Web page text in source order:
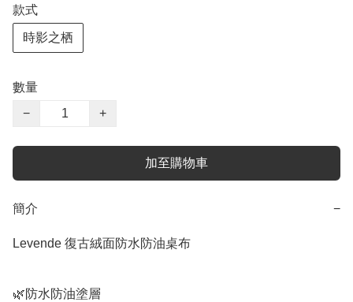
款式
時影之栖
數量
−
+
加至購物車
簡介 −
Levende 復古絨面防水防油桌布
🌿防水防油塗層